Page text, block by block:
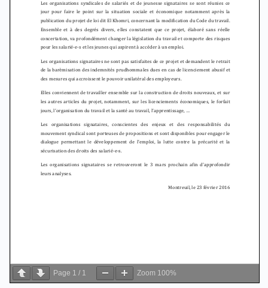
Page 1 / 1 Zoom 100%